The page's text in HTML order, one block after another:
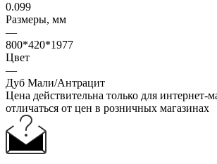
0.099
Размеры, мм
—
800*420*1977
Цвет
—
Дуб Мали/Антрацит
Цена действительна только для интернет-
отличаться от цен в розничных магазинах